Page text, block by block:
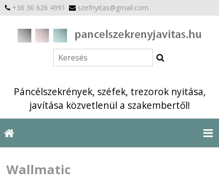
+36 30 626 4991 szefnyitas@gmail.com
Páncélszekrények, széfek, trezorok nyitása,
javítása közvetlenül a szakembertől!
Wallmatic